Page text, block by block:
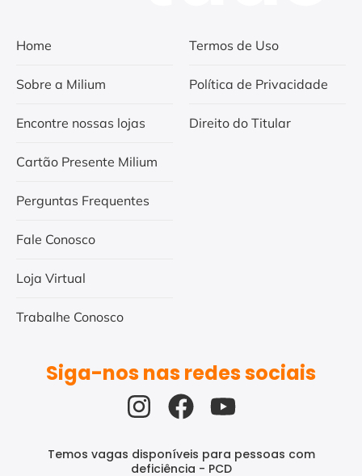
Home
Sobre a Milium
Encontre nossas lojas
Cartão Presente Milium
Perguntas Frequentes
Fale Conosco
Loja Virtual
Trabalhe Conosco
Termos de Uso
Política de Privacidade
Direito do Titular
Siga-nos nas redes sociais
Temos vagas disponíveis para pessoas com
deficiência - PCD